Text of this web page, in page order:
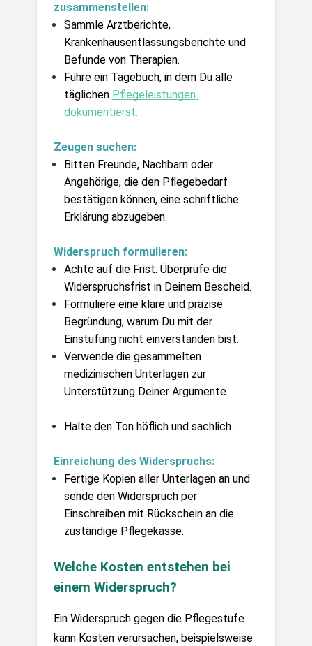
zusammenstellen:
Sammle Arztberichte,
Krankenhausentlassungsberichte und
Befunde von Therapien.
Führe ein Tagebuch, in dem Du alle
täglichen Pflegeleistungen
dokumentierst.
Zeugen suchen:
Bitten Freunde, Nachbarn oder
Angehörige, die den Pflegebedarf
bestätigen können, eine schriftliche
Erklärung abzugeben.
Widerspruch formulieren:
Achte auf die Frist: Überprüfe die
Widerspruchsfrist in Deinem Bescheid.
Formuliere eine klare und präzise
Begründung, warum Du mit der
Einstufung nicht einverstanden bist.
Verwende die gesammelten
medizinischen Unterlagen zur
Unterstützung Deiner Argumente.
Halte den Ton höflich und sachlich.
Einreichung des Widerspruchs:
Fertige Kopien aller Unterlagen an und
sende den Widerspruch per
Einschreiben mit Rückschein an die
zuständige Pflegekasse.
Welche Kosten entstehen bei
einem Widerspruch?
Ein Widerspruch gegen die Pflegestufe
kann Kosten verursachen, beispielsweise